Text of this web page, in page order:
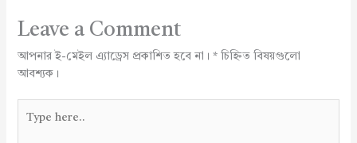
Leave a Comment
আপনার ই-মেইল এ্যাড্রেস প্রকাশিত হবে না। *চিহ্নিত বিষয়গুলো
আবশ্যক।
here..